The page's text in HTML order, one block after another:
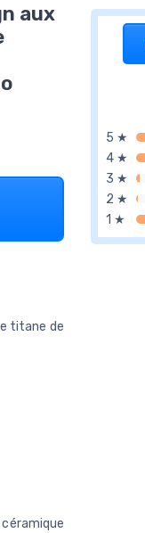
5 ★
4 ★
3 ★
2 ★
1 ★
aux
titane de